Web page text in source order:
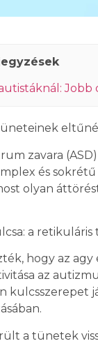
Jobb
zavara
és
olyan
a retikuláris
hogy az agy
az
kulcsszerepet
a tünetek